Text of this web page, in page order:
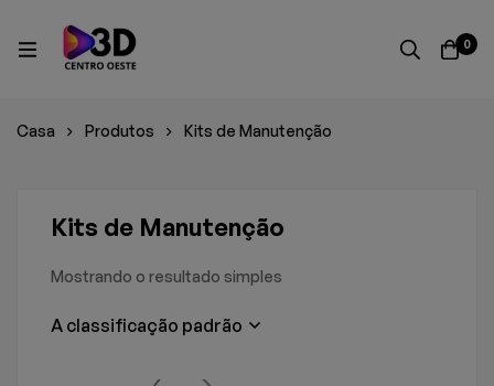
0
Casa Produtos Kits de Manutenção
Kits de Manutenção
Mostrando o resultado simples
A classificação padrão